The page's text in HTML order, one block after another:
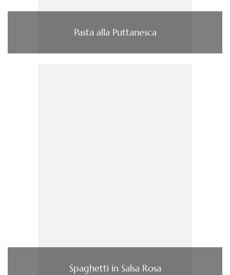
Pasta alla Puttanesca
Spaghetti in Salsa Rosa